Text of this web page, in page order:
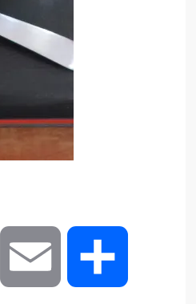
WhatsApp Email